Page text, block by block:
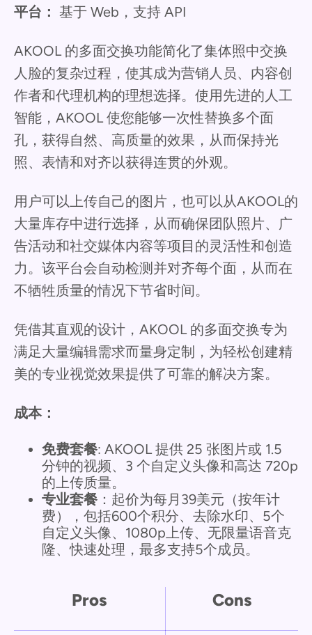
平台： 基于 Web，支持 API
AKOOL 的多面交换功能简化了集体照中交换
人脸的复杂过程，使其成为营销人员、内容创
作者和代理机构的理想选择。使用先进的人工
智能，AKOOL 使您能够一次性替换多个面
孔，获得自然、高质量的效果，从而保持光
照、表情和对齐以获得连贯的外观。
用户可以上传自己的图片，也可以从AKOOL的
大量库存中进行选择，从而确保团队照片、广
告活动和社交媒体内容等项目的灵活性和创造
力。该平台会自动检测并对齐每个面，从而在
不牺牲质量的情况下节省时间。
凭借其直观的设计，AKOOL 的多面交换专为
满足大量编辑需求而量身定制，为轻松创建精
美的专业视觉效果提供了可靠的解决方案。
成本：
免费套餐: AKOOL 提供 25 张图片或 1.5
分钟的视频、3 个自定义头像和高达 720p
的上传质量。
专业套餐 ：起价为每月39美元（按年计
费），包括600个积分、去除水印、5个
自定义头像、1080p上传、无限量语音克
隆、快速处理，最多支持5个成员。
Pros Cons